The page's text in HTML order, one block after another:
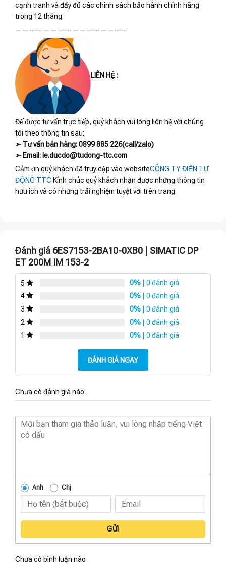
cạnh tranh và đầy đủ các chính sách bảo hành chính hãng
trong 12 tháng.
————————————————
LIÊN HỆ :
Để được tư vấn trực tiếp, quý khách vui lòng liên hệ với chúng
tôi theo thông tin sau:
➢ Tư vấn bán hàng: 0899 885 226(call/zalo)
➢ Email: le.ducdo@tudong-ttc.com
Cảm ơn quý khách đã truy cập vào websiteCÔNG TY ĐIỆN TỰ
ĐỘNG TTC Kính chúc quý khách nhận được những thông tin
hữu ích và có những trải nghiệm tuyệt vời trên trang.
Đánh giá 6ES7153-2BA10-0XB0 | SIMATIC DP
ET 200M IM 153-2
5 0% | 0 đánh giá
4
0% | 0 đánh giá
3
0% | 0 đánh giá
2
0% | 0 đánh giá
1
0% | 0 đánh giá
ĐÁNH GIÁ NGAY
Chưa có đánh giá nào.
Anh Chị
GỬI
Chưa có bình luận nào